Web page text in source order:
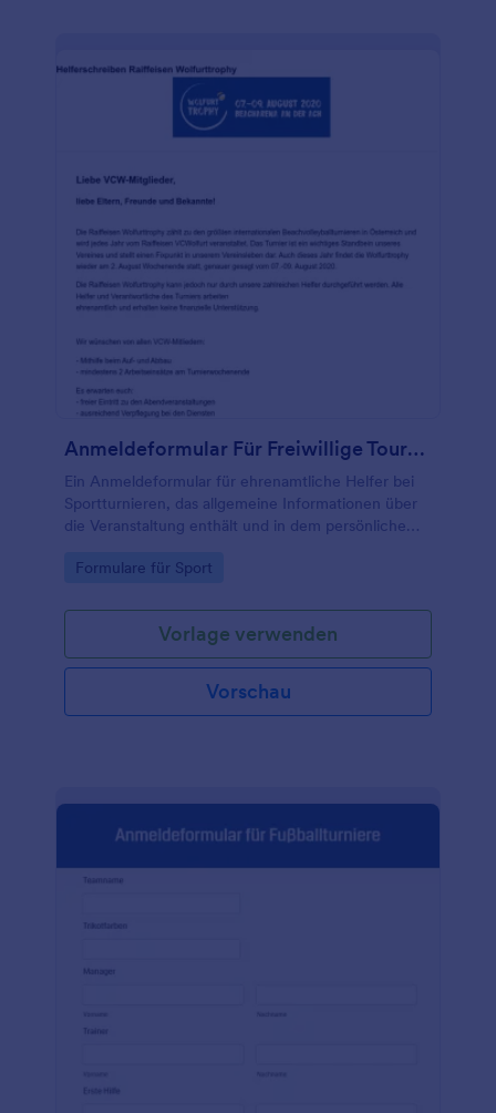
Anmeldeformular Für Freiwillige Tournament Helfer
Ein Anmeldeformular für ehrenamtliche Helfer bei
Sportturnieren, das allgemeine Informationen über
die Veranstaltung enthält und in dem persönliche
Go to Category:
Formulare für Sport
Vorlage verwenden
Vorschau